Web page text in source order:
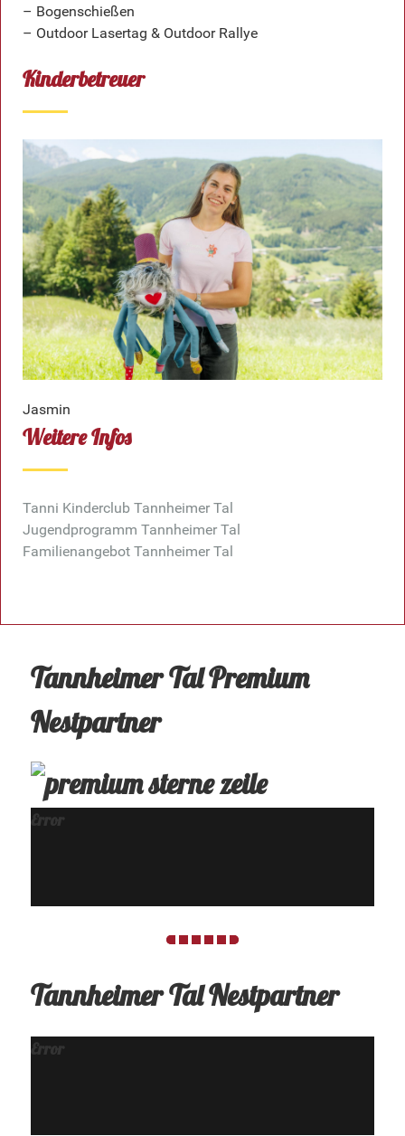
– Bogenschießen
– Outdoor Lasertag & Outdoor Rallye
Kinderbetreuer
Jasmin
Weitere Infos
Tanni Kinderclub Tannheimer Tal
Jugendprogramm Tannheimer Tal
Familienangebot Tannheimer Tal
Tannheimer Tal Premium
Nestpartner
Error
Tannheimer Tal Nestpartner
Error